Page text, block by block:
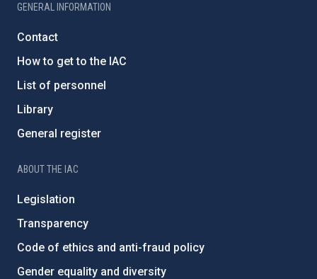
GENERAL INFORMATION
Contact
How to get to the IAC
List of personnel
Library
General register
ABOUT THE IAC
Legislation
Transparency
Code of ethics and anti-fraud policy
Gender equality and diversity